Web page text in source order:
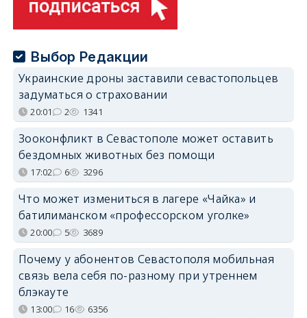
Выбор Редакции
Украинские дроны заставили севастопольцев
задуматься о страховании
20:01 2 1341
Зооконфликт в Севастополе может оставить
бездомных животных без помощи
17:02 6 3296
Что может измениться в лагере «Чайка» и
батилиманском «профессорском уголке»
20:00 5 3689
Почему у абонентов Севастополя мобильная
связь вела себя по-разному при утреннем
блэкауте
13:00 16 6356